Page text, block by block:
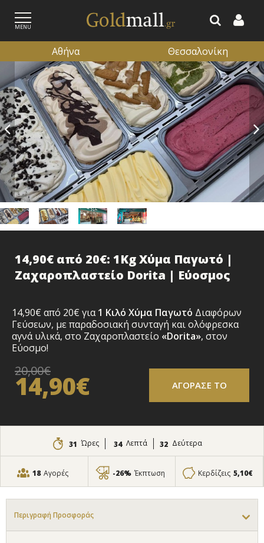
MENU
ΕΓΓΡΑΦΗ ΕΙΣΟΔΟΣ
Αθήνα Θεσσαλονίκη
14,90€ από 20€: 1Kg Χύμα Παγωτό |
Ζαχαροπλαστείο Dorita | Εύοσμος
14,90€ από 20€ για1 Κιλό Χύμα Παγωτό Διαφόρων
Γεύσεων, με παραδοσιακή συνταγή και ολόφρεσκα
αγνά υλικά, στο Ζαχαροπλαστείο «Dorita», στον
Εύοσμο!
20,00€
14,90€ ΑΓΟΡΑΣΕ ΤΟ
31 Ώρες 34 Λεπτά 31 Δεύτερα
18 Αγορές -26% Έκπτωση Κερδίζεις 5,10€
Περιγραφή Προσφοράς